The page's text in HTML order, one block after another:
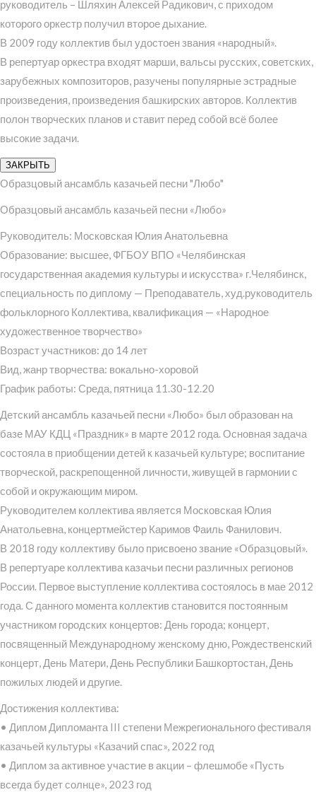
руководитель – Шляхин Алексей Радикович, с приходом
которого оркестр получил второе дыхание.
В 2009 году коллектив был удостоен звания «народный».
В репертуар оркестра входят марши, вальсы русских, советских,
зарубежных композиторов, разучены популярные эстрадные
произведения, произведения башкирских авторов. Коллектив
полон творческих планов и ставит перед собой всё более
высокие задачи.
ЗАКРЫТЬ
Образцовый ансамбль казачьей песни "Любо"
Образцовый ансамбль казачьей песни «Любо»
Руководитель: Московская Юлия Анатольевна
Образование: высшее, ФГБОУ ВПО «Челябинская
государственная академия культуры и искусства» г.Челябинск,
специальность по диплому — Преподаватель, худ.руководитель
фольклорного Коллектива, квалификация — «Народное
художественное творчество»
Возраст участников: до 14 лет
Вид, жанр творчества: вокально-хоровой
График работы: Среда, пятница 11.30-12.20
Детский ансамбль казачьей песни «Любо» был образован на
базе МАУ КДЦ «Праздник» в марте 2012 года. Основная задача
состояла в приобщении детей к казачьей культуре; воспитание
творческой, раскрепощенной личности, живущей в гармонии с
собой и окружающим миром.
Руководителем коллектива является Московская Юлия
Анатольевна, концертмейстер Каримов Фаиль Фанилович.
В 2018 году коллективу было присвоено звание «Образцовый».
В репертуаре коллектива казачьи песни различных регионов
России. Первое выступление коллектива состоялось в мае 2012
года. С данного момента коллектив становится постоянным
участником городских концертов: День города; концерт,
посвященный Международному женскому дню, Рождественский
концерт, День Матери, День Республики Башкортостан, День
пожилых людей и другие.
Достижения коллектива:
• Диплом Дипломанта III степени Межрегионального фестиваля
казачьей культуры «Казачий спас», 2022 год
• Диплом за активное участие в акции – флешмобе «Пусть
всегда будет солнце», 2023 год